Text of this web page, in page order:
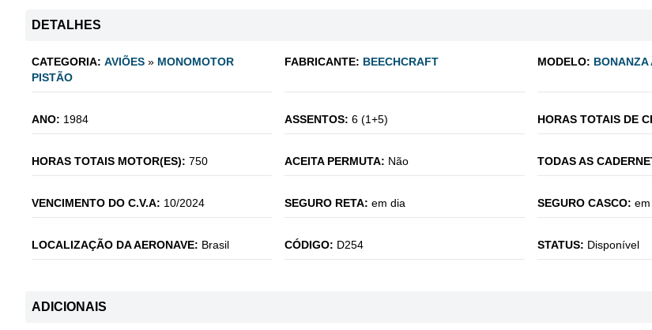
DETALHES
CATEGORIA: AVIÕES » MONOMOTOR
PISTÃO
FABRICANTE: BEECHCRAFT MODELO: BONANZA
ANO: 1984 ASSENTOS: 6 (1+5) HORAS TOTAIS DE
HORAS TOTAIS MOTOR(ES): 750 ACEITA PERMUTA: Não TODAS AS
VENCIMENTO DO C.V.A: 10/2024 SEGURO RETA: em dia SEGURO CASCO:
LOCALIZAÇÃO DA AERONAVE: Brasil CÓDIGO: D254 STATUS: Disponível
ADICIONAIS